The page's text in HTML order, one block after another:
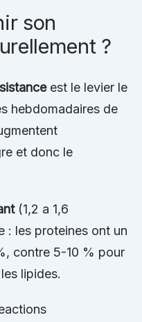
son
?
est le levier le
hebdomadaires de
et donc le
(1,2 a 1,6
: les proteines ont un
contre 5-10 % pour
lipides.